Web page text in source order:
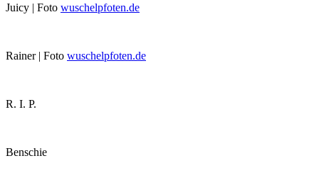
Juicy | Foto wuschelpfoten.de
Rainer | Foto wuschelpfoten.de
R. I. P.
Benschie